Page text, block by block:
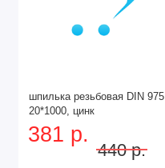
шпилька резьбовая DIN 975
20*1000, цинк
381 р.
440 р.